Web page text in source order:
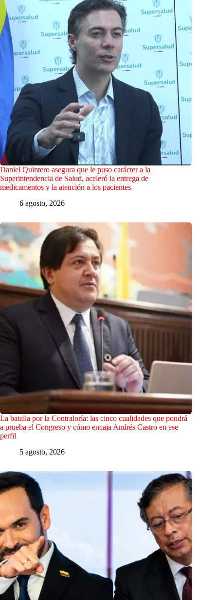
Daniel Quintero asegura que le puso carácter a la
Superintendencia de Salud, aceleró la entrega de
medicamentos y la atención a los pacientes
6 agosto, 2026
La batalla por la Contraloría: las cinco cualidades que pondrá
a prueba el Congreso y cómo encaja Andrés Castro en ese
perfil
5 agosto, 2026